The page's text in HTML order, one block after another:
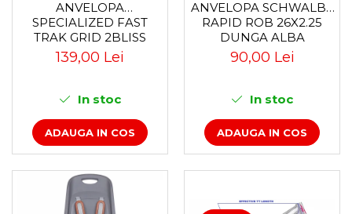
Cuvete (headset)
Discuri (rotoare)
Saboți
Piese frâne
Frâne pe disc
Pompe
Produse întreținere
Scaune copii
Scule și dispozitive
Sisteme antifurt
Sonerii
Încălțăminte
ANVELOPA
SPECIALIZED FAST
TRAK GRID 2BLISS
READY T7 - 29X2.35
BLACK - TUBELESS
139,00 Lei
In stoc
ADAUGA IN COS
ANVELOPA SCHWALBE
RAPID ROB 26X2.25
DUNGA ALBA
90,00 Lei
In stoc
ADAUGA IN COS